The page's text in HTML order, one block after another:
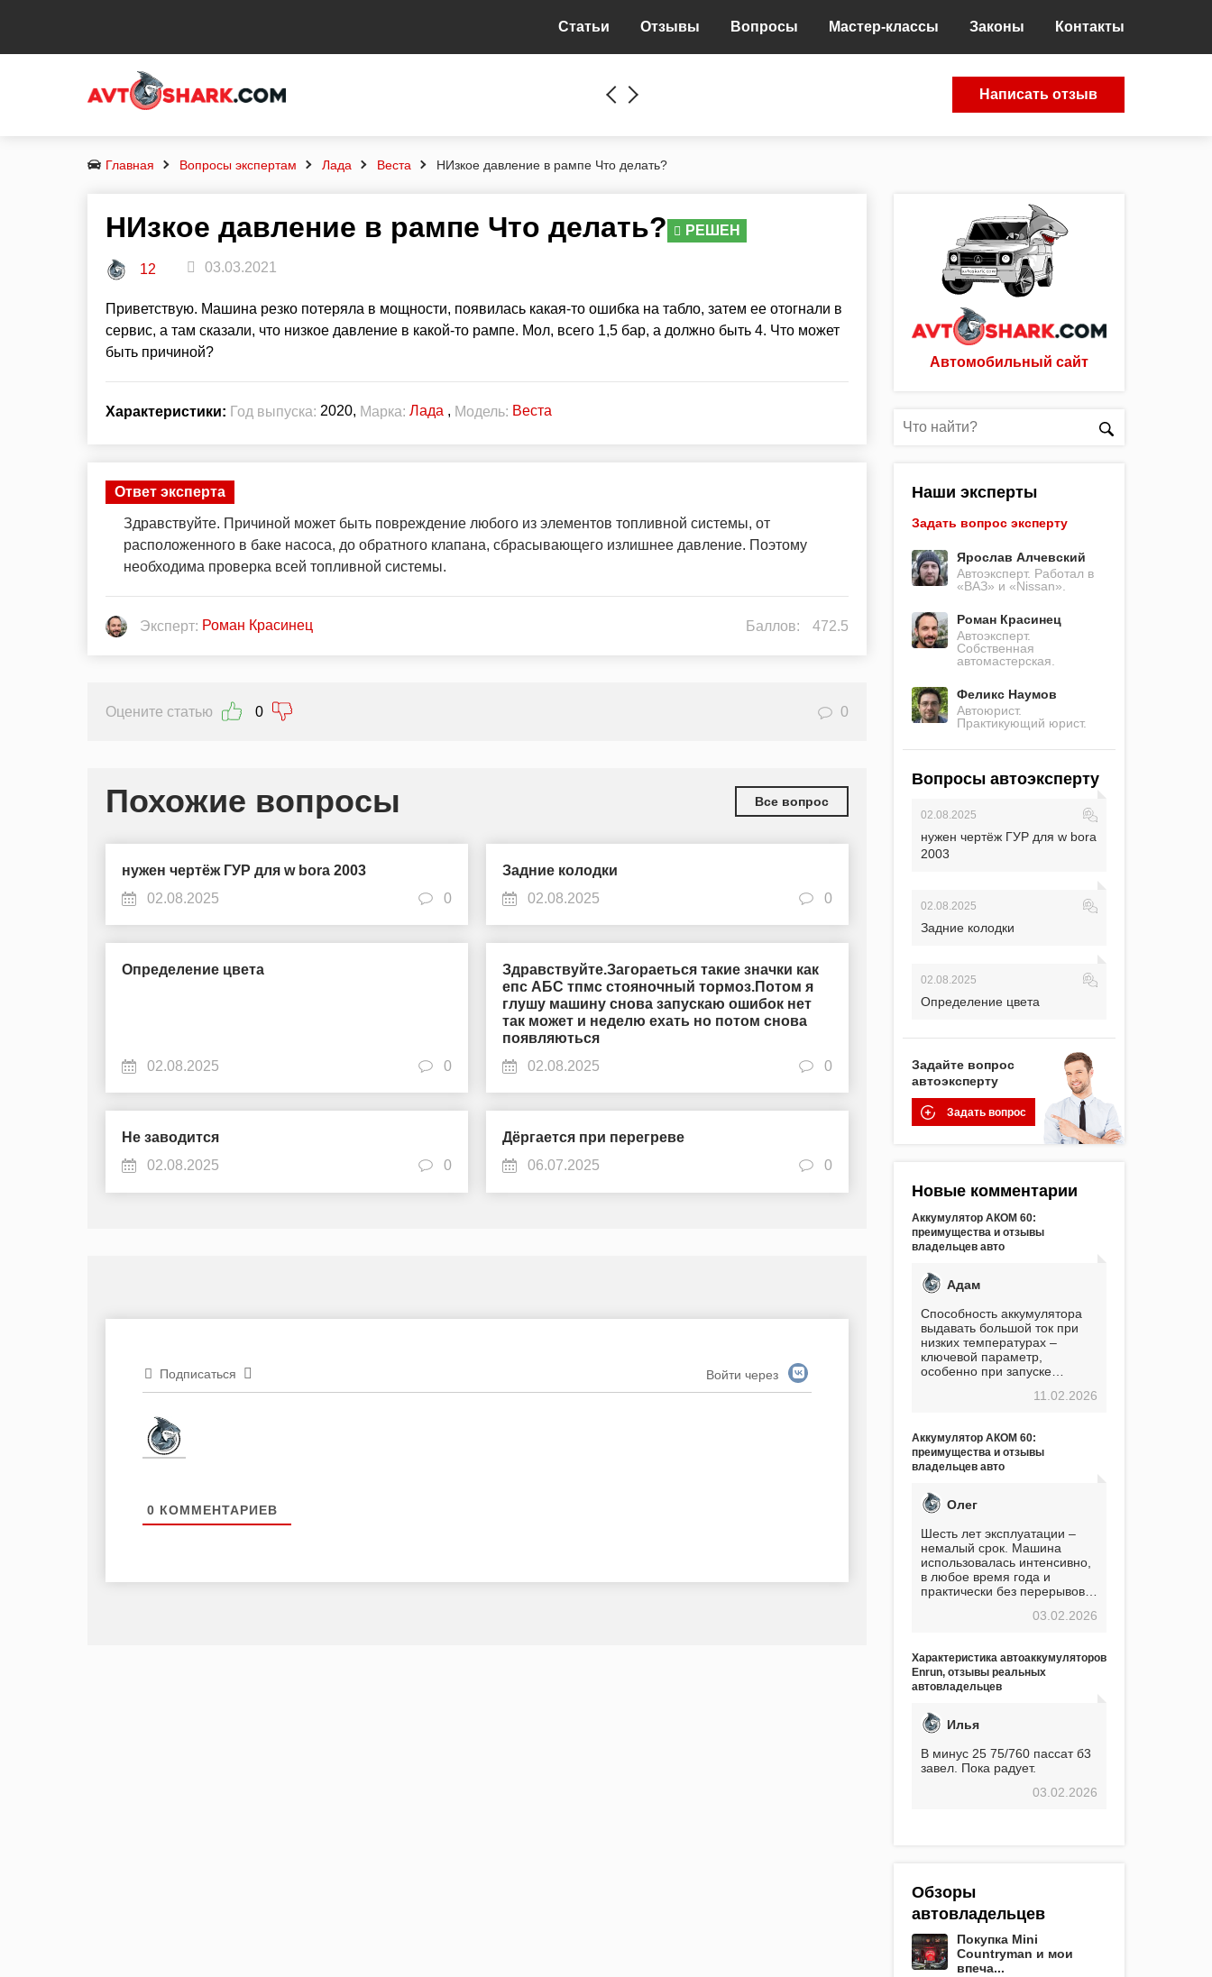
Статьи Отзывы Вопросы Мастер-классы Законы Контакты
Написать отзыв
Главная Вопросы экспертам Лада Веста НИзкое давление в рампе Что делать?
НИзкое давление в рампе Что делать? РЕШЕН
12 03.03.2021
Приветствую. Машина резко потеряла в мощности, появилась какая-то ошибка на табло, затем ее отогнали в
сервис, а там сказали, что низкое давление в какой-то рампе. Мол, всего 1,5 бар, а должно быть 4. Что может
быть причиной?
Характеристики: Год выпуска: 2020, Марка: Лада , Модель: Веста
Ответ эксперта
Здравствуйте. Причиной может быть повреждение любого из элементов топливной системы, от
расположенного в баке насоса, до обратного клапана, сбрасывающего излишнее давление. Поэтому
необходима проверка всей топливной системы.
Эксперт: Роман Красинец Баллов: 472.5
Оцените статью 0 0
Похожие вопросы Все вопрос
нужен чертёж ГУР для w bora 2003
02.08.2025
0
Задние колодки
02.08.2025
0
Определение цвета
02.08.2025 0
Здравствуйте.Загораеться такие значки как
епс АБС тпмс стояночный тормоз.Потом я
глушу машину снова запускаю ошибок нет
так может и неделю ехать но потом снова
появляються
02.08.2025
0
Не заводится
02.08.2025
0
Дёргается при перегреве
06.07.2025
0
Подписаться Войти через
0 КОММЕНТАРИЕВ
Автомобильный сайт
Наши эксперты
Задать вопрос эксперту
Ярослав Алчевский
Автоэксперт. Работал в
«ВАЗ» и «Nissan».
Роман Красинец
Автоэксперт.
Собственная
автомастерская.
Феликс Наумов
Автоюрист.
Практикующий юрист.
Вопросы автоэксперту
02.08.2025
нужен чертёж ГУР для w bora
2003
02.08.2025
Задние колодки
02.08.2025
Определение цвета
Задайте вопрос
автоэксперту
Задать вопрос
Новые комментарии
Аккумулятор АКОМ 60:
преимущества и отзывы
владельцев авто
Адам
Способность аккумулятора
выдавать большой ток при
низких температурах –
ключевой параметр,
особенно при запуске
показывает, что данный
стоимость. Долго сомневался
перед приобретением, но в
итоге ни разу не пожалел.
вложение, избавляющее от
головной боли, связанной с
АКБ. Подтверждаю
11.02.2026
Аккумулятор АКОМ 60:
преимущества и отзывы
владельцев авто
Олег
Шесть лет эксплуатации –
немалый срок. Машина
использовалась интенсивно,
в любое время года и
практически без перерывов.
экстремальные морозы,
прогревался, чтобы избежать
проблем. И тем не менее, за
весь период использования
связанной с аккумулятором.
Прекрасный аккумулятор!
Недавно установил новый
АКОМ + EFB 75. Судя по
характеристикам, он даже
превосходит предыдущую
03.02.2026
Характеристика автоаккумуляторов
Enrun, отзывы реальных
автовладельцев
Илья
В минус 25 75/760 пассат б3
завел. Пока радует.
03.02.2026
Обзоры
автовладельцев
Покупка Mini
Countryman и мои
впеча...